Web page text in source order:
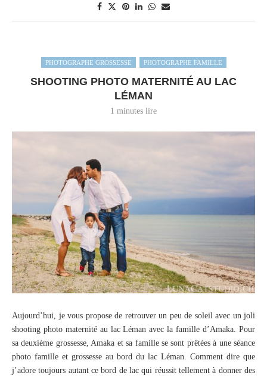
PHOTOGRAPHE GROSSESSE PHOTOGRAPHE FAMILLE
SHOOTING PHOTO MATERNITÉ AU LAC
LÉMAN
1 minutes lire
Aujourd’hui, je vous propose de retrouver un peu de soleil avec un joli
shooting photo maternité au lac Léman avec la famille d’Amaka. Pour
sa deuxième grossesse, Amaka et sa famille se sont prêtées à une séance
photo famille et grossesse au bord du lac Léman. Comment dire que
j’adore toujours autant ce bord de lac qui réussit tellement à donner des